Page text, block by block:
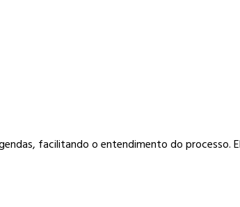
facilitando o entendimento do processo.